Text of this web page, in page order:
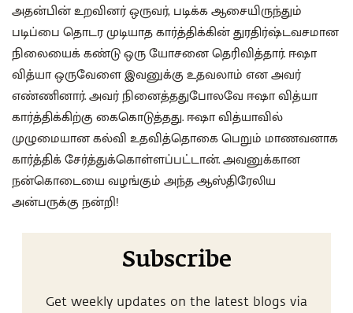
அதன்பின் உறவினர் ஒருவர், படிக்க ஆசையிருந்தும்
படிப்பை தொடர முடியாத கார்த்திக்கின் துரதிர்ஷ்டவசமான
நிலையைக் கண்டு ஒரு யோசனை தெரிவித்தார். ஈஷா
வித்யா ஒருவேளை இவனுக்கு உதவலாம் என அவர்
எண்ணினார். அவர் நினைத்ததுபோலவே ஈஷா வித்யா
கார்த்திக்கிற்கு கைகொடுத்தது. ஈஷா வித்யாவில்
முழுமையான கல்வி உதவித்தொகை பெறும் மாணவனாக
கார்த்திக் சேர்த்துக்கொள்ளப்பட்டான். அவனுக்கான
நன்கொடையை வழங்கும் அந்த ஆஸ்திரேலிய
அன்பருக்கு நன்றி!
Subscribe
Get weekly updates on the latest blogs via